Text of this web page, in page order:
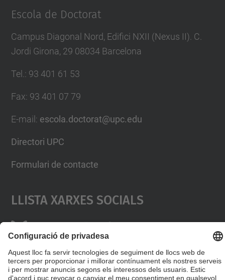
Escola de Doctorat
Campus Diagonal Nord, Edifici NXII (Nexus II). C.
Jordi Girona, 29 08034 Barcelona
Tel.: 93 401 61 53
Fax: 93 401 07 79
E-mail : escola.doctorat@upc.edu
Directori UPC
Formulari de contacte
Llista Xarxes Socials
© UPCEscola de Doctorat